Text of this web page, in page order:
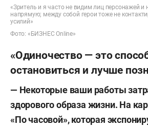
«Зритель и я часто не видим лиц персонажей и
напрямую; между собой герои тоже не
усилий»
Фото: «БИЗНЕС Online»
«Одиночество — это
остановиться и лучше
— Некоторые ваши работы
здорового образа жизни. На
«По часовой», которая